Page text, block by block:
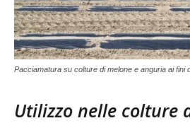
Pacciamatura su colture di melone e anguria ai fini
Utilizzo nelle colture